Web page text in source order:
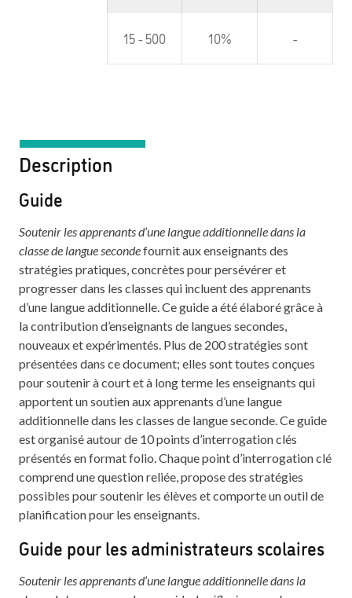
15 - 500 10% -
Description
Guide
Soutenir les apprenants d’une langue additionnelle dans la
classe de langue secondefournit aux enseignants des
stratégies pratiques, concrètes pour persévérer et
progresser dans les classes qui incluent des apprenants
d’une langue additionnelle. Ce guide a été élaboré grâce à
la contribution d’enseignants de langues secondes,
nouveaux et expérimentés. Plus de 200 stratégies sont
présentées dans ce document; elles sont toutes conçues
pour soutenir à court et à long terme les enseignants qui
apportent un soutien aux apprenants d’une langue
additionnelle dans les classes de langue seconde. Ce guide
est organisé autour de 10 points d’interrogation clés
présentés en format folio. Chaque point d’interrogation clé
comprend une question reliée, propose des stratégies
possibles pour soutenir les élèves et comporte un outil de
planification pour les enseignants.
Guide pour les administrateurs scolaires
Soutenir les apprenants d’une langue additionnelle dans la